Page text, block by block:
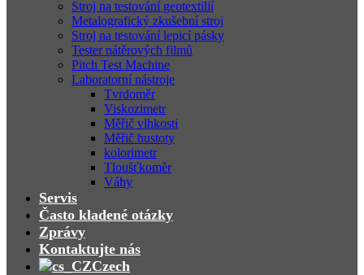
Stroj na testování geotextilií
Metalografický zkušební stroj
Stroj na testování lepicí pásky
Tester nátěrových filmů
Pitch Test Machine
Laboratorní nástroje
Tvrdoměr
Viskozimetr
Měřič vlhkosti
Měřič hustoty
kolorimetr
Tloušťkoměr
Váhy
Servis
Často kladené otázky
Zprávy
Kontaktujte nás
Czech